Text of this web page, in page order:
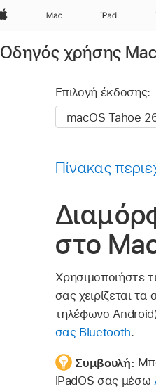
Apple Mac iPad
Οδηγός χρήσης Mac
Επιλογή έκδοσης:
Πίνακας
στο
Χρησιμοποιήστε
σας χειρίζεται
τηλέφωνο
σας Bluetooth.
Συμβουλή:
iPadOS σας μέσω